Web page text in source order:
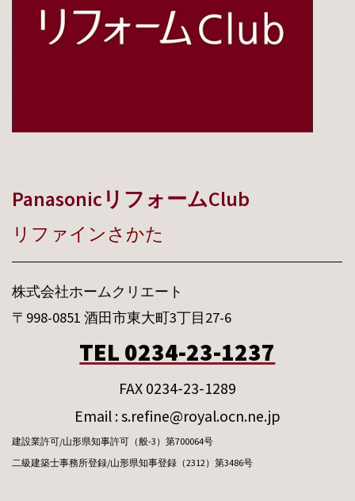
PanasonicリフォームClub
リファインさかた
株式会社ホームクリエート
〒998-0851 酒田市東大町3丁目27-6
TEL 0234-23-1237
FAX 0234-23-1289
Email : s.refine@royal.ocn.ne.jp
建設業許可/山形県知事許可（般-3）第700064号
二級建築士事務所登録/山形県知事登録（2312）第3486号